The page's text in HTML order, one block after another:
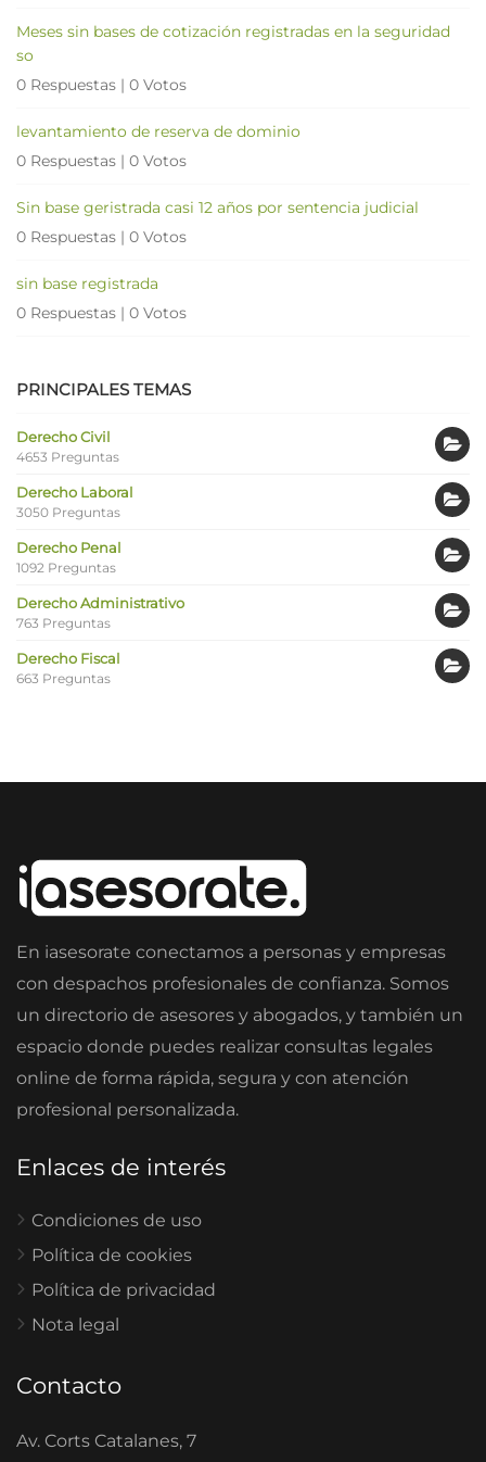
Meses sin bases de cotización registradas en la seguridad
so
0 Respuestas | 0 Votos
levantamiento de reserva de dominio
0 Respuestas | 0 Votos
Sin base geristrada casi 12 años por sentencia judicial
0 Respuestas | 0 Votos
sin base registrada
0 Respuestas | 0 Votos
PRINCIPALES TEMAS
Derecho Civil
4653 Preguntas
Derecho Laboral
3050 Preguntas
Derecho Penal
1092 Preguntas
Derecho Administrativo
763 Preguntas
Derecho Fiscal
663 Preguntas
En iasesorate conectamos a personas y empresas
con despachos profesionales de confianza. Somos
un directorio de asesores y abogados, y también un
espacio donde puedes realizar consultas legales
online de forma rápida, segura y con atención
profesional personalizada.
Enlaces de interés
Condiciones de uso
Política de cookies
Política de privacidad
Nota legal
Contacto
Av. Corts Catalanes, 7